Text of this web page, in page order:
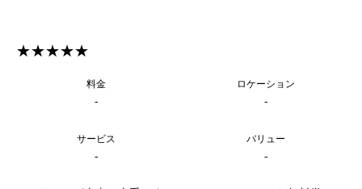
★★★★★
料金
-
ロケーション
-
サービス
-
バリュー
-